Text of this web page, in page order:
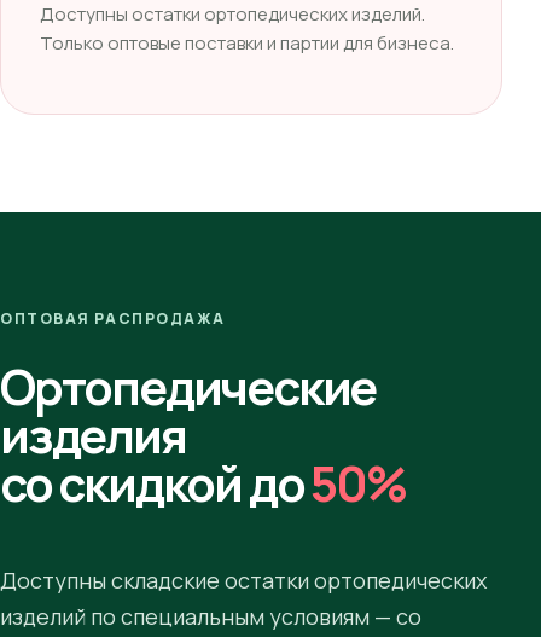
Доступны остатки ортопедических изделий.
Только оптовые поставки и партии для бизнеса.
ОПТОВАЯ РАСПРОДАЖА
Ортопедические
изделия
со скидкой до50%
Доступны складские остатки ортопедических
изделий по специальным условиям — со